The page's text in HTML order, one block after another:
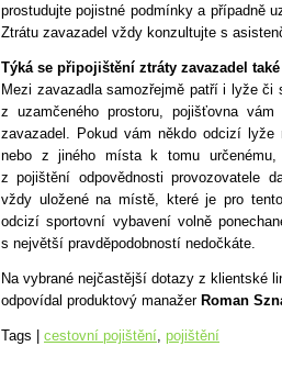
prostudujte pojistné podmínky a případně
Ztrátu zavazadel vždy konzultujte s
Týká se připojištění ztráty zavazadel
Mezi zavazadla samozřejmě patří i lyže či
z uzamčeného prostoru, pojišťovna
zavazadel. Pokud vám někdo odcizí lyže
nebo z jiného místa k tomu
z pojištění odpovědnosti provozovatele
vždy uložené na místě, které je pro
odcizí sportovní vybavení volně
s největší pravděpodobností nedočkáte.
Na vybrané nejčastější dotazy z klientské
odpovídal produktový manažer Roman
Tags | cestovní pojištění, pojištění